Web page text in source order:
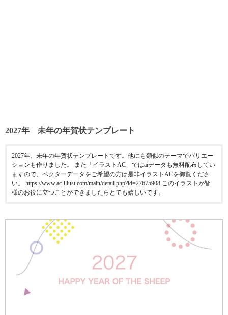
2027年 未年の年賀状テンプレート
2027年、未年の年賀状テンプレートです。他にも類似のテーマでバリエー
ションも作りました。 また「イラストAC」ではaiデータも無料配布してい
ますので、ベクターデータをご希望の方は是非イラストACを御覧くださ
い。 https://www.ac-illust.com/main/detail.php?id=27675908 このイラストが皆
様のお役に立つことができましたらとても嬉しいです。